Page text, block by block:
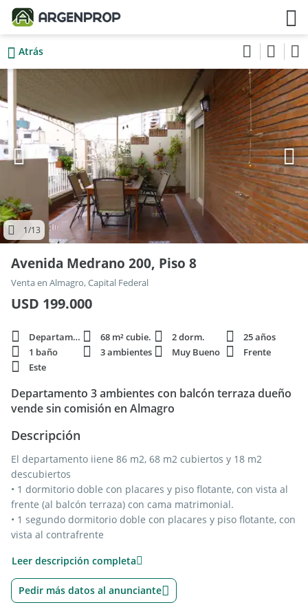
Atrás
1/13
Avenida Medrano 200, Piso 8
Venta en Almagro, Capital Federal
USD 199.000
Departamento 68 m² cubie. 2 dorm.
25 años
1 baño
3 ambientes Muy Bueno
Frente
Este
Departamento 3 ambientes con balcón terraza dueño
vende sin comisión en Almagro
Descripción
El departamento iiene 86 m2, 68 m2 cubiertos y 18 m2
descubiertos
• 1 dormitorio doble con placares y piso flotante, con vista al
frente (al balcón terraza) con cama matrimonial.
• 1 segundo dormitorio doble con placares y piso flotante, con
vista al contrafrente
m2 con vista a la calle, con piso de porcelanato y aire
acondicionado.
• Baño completo con bañera y ducha.
Leer descripción completa
Pedir más datos al anunciante